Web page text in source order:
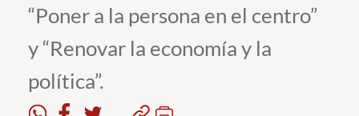
Pregrado
Postgrado
Formación Continua
“Poner a la persona en el centro”
y “Renovar la economía y la
política”.